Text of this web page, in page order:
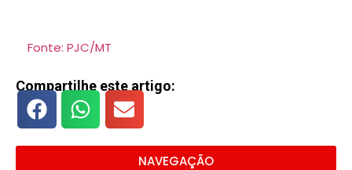
Fonte: PJC/MT
Compartilhe este artigo:
NAVEGAÇÃO